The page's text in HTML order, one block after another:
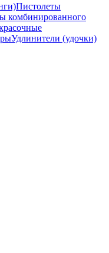
Пистолеты
комбинированного
Удлинители (удочки)